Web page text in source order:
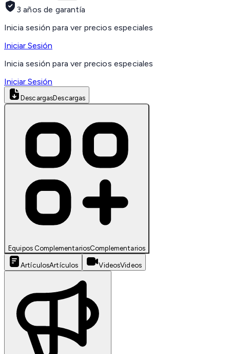
3 años de garantía
Inicia sesión para ver precios especiales
Iniciar Sesión
Inicia sesión para ver precios especiales
Iniciar Sesión
DescargasDescargas
Equipos ComplementariosComplementarios
ArtículosArtículos VideosVideos